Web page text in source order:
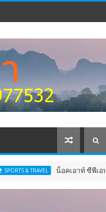
น็อคเอาท์ ซีพีเอฟ มีชัยเหนือ เจิง ย